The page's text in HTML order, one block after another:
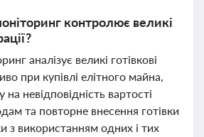
контролює великі
аналізує великі готівкові
при купівлі елітного майна,
невідповідність вартості
та повторне внесення готівки
з використанням одних і тих